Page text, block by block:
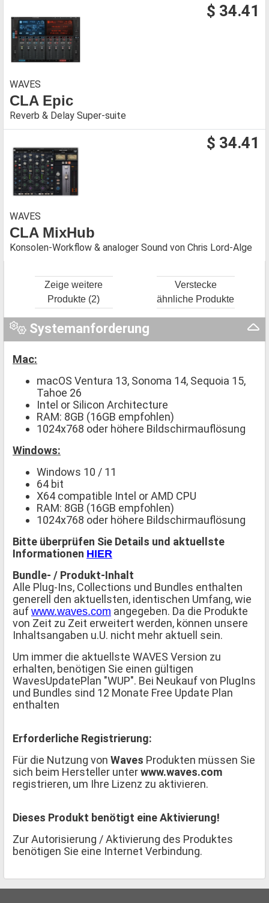
$ 34.41
WAVES
CLA Epic
Reverb & Delay Super-suite
$ 34.41
WAVES
CLA MixHub
Konsolen-Workflow & analoger Sound von Chris Lord-Alge
Zeige weitere
Produkte (2)
Verstecke
ähnliche Produkte
Systemanforderung
Mac:
macOS Ventura 13, Sonoma 14, Sequoia 15,
Tahoe 26
Intel or Silicon Architecture
RAM: 8GB (16GB empfohlen)
1024x768 oder höhere Bildschirmauflösung
Windows:
Windows 10 / 11
64 bit
X64 compatible Intel or AMD CPU
RAM: 8GB (16GB empfohlen)
1024x768 oder höhere Bildschirmauflösung
Bitte überprüfen Sie Details und aktuellste
Informationen HIER
Bundle- / Produkt-Inhalt
Alle Plug-Ins, Collections und Bundles enthalten
generell den aktuellsten, identischen Umfang, wie
auf www.waves.com angegeben. Da die Produkte
von Zeit zu Zeit erweitert werden, können unsere
Inhaltsangaben u.U. nicht mehr aktuell sein.
Um immer die aktuellste WAVES Version zu
erhalten, benötigen Sie einen gültigen
WavesUpdatePlan "WUP". Bei Neukauf von PlugIns
und Bundles sind 12 Monate Free Update Plan
enthalten
Erforderliche Registrierung:
Für die Nutzung von Waves Produkten müssen Sie
sich beim Hersteller unterwww.waves.com
registrieren, um Ihre Lizenz zu aktivieren.
Dieses Produkt benötigt eine Aktivierung!
Zur Autorisierung / Aktivierung des Produktes
benötigen Sie eine Internet Verbindung.